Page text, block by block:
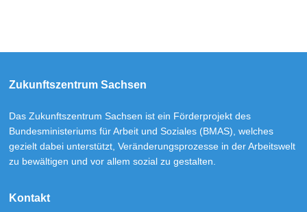
Zukunftszentrum Sachsen
Das Zukunftszentrum Sachsen ist ein Förderprojekt des
Bundesministeriums für Arbeit und Soziales (BMAS), welches
gezielt dabei unterstützt, Veränderungsprozesse in der Arbeitswelt
zu bewältigen und vor allem sozial zu gestalten.
Kontakt